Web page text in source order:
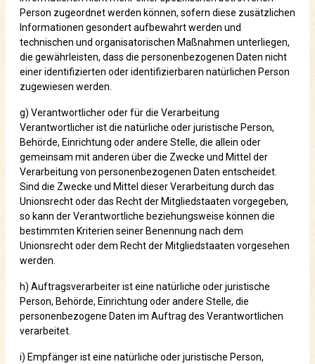
Person zugeordnet werden können, sofern diese zusätzlichen
Informationen gesondert aufbewahrt werden und
technischen und organisatorischen Maßnahmen unterliegen,
die gewährleisten, dass die personenbezogenen Daten nicht
einer identifizierten oder identifizierbaren natürlichen Person
zugewiesen werden.
g) Verantwortlicher oder für die Verarbeitung
Verantwortlicher ist die natürliche oder juristische Person,
Behörde, Einrichtung oder andere Stelle, die allein oder
gemeinsam mit anderen über die Zwecke und Mittel der
Verarbeitung von personenbezogenen Daten entscheidet.
Sind die Zwecke und Mittel dieser Verarbeitung durch das
Unionsrecht oder das Recht der Mitgliedstaaten vorgegeben,
so kann der Verantwortliche beziehungsweise können die
bestimmten Kriterien seiner Benennung nach dem
Unionsrecht oder dem Recht der Mitgliedstaaten vorgesehen
werden.
h) Auftragsverarbeiter ist eine natürliche oder juristische
Person, Behörde, Einrichtung oder andere Stelle, die
personenbezogene Daten im Auftrag des Verantwortlichen
verarbeitet.
i) Empfänger ist eine natürliche oder juristische Person,